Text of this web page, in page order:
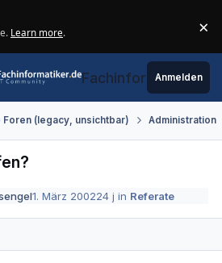
Learn more. ×
Fachinformatiker.de
Anmelden
Foren (legacy, unsichtbar) Administration
1. März 200224 j in Referate